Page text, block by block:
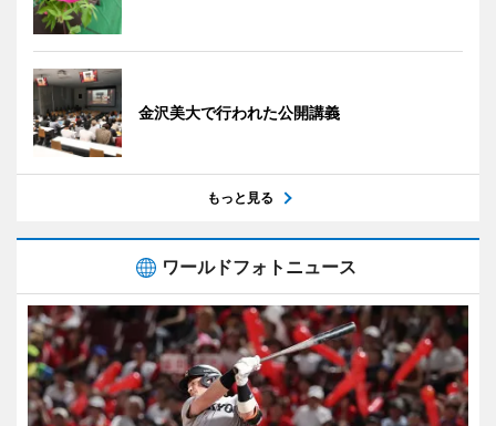
金沢美大で行われた公開講義
もっと見る
ワールドフォトニュース